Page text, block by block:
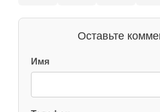
Оставьте
Имя